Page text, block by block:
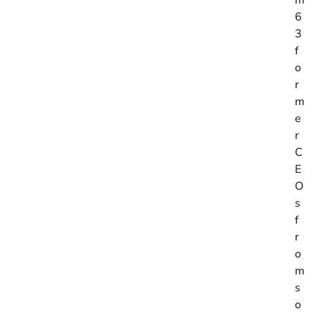
6
3
f
o
r
m
e
r
C
E
O
s
f
r
o
m
s
o